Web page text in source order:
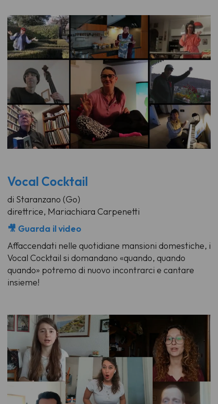
Vocal Cocktail
di Staranzano (Go)
direttrice, Mariachiara Carpenetti
🎥 Guarda il video
Affaccendati nelle quotidiane mansioni domestiche, i
Vocal Cocktail si domandano «quando, quando
quando» potremo di nuovo incontrarci e cantare
insieme!